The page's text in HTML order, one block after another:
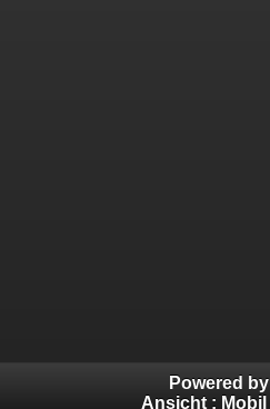
Powered by
Ansicht : Mobil